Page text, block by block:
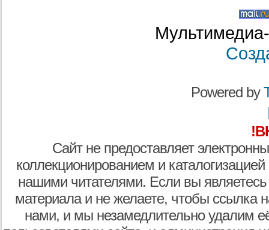
Powered by
Сайт не предоставляет
коллекционированием и
нашими читателями. Если вы являетесь
материала и не желаете, чтобы ссылка
нами, и мы незамедлительно удалим